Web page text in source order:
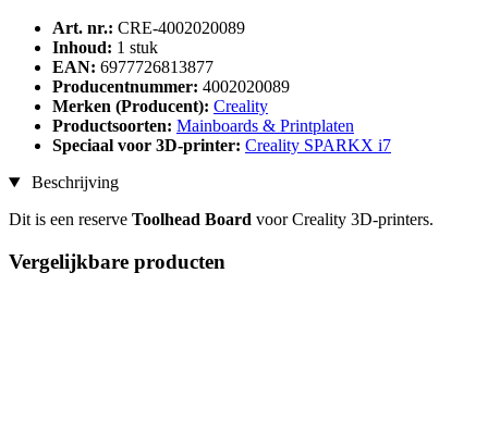
Art. nr.: CRE-4002020089
Inhoud: 1 stuk
EAN: 6977726813877
Producentnummer: 4002020089
Merken (Producent): Creality
Productsoorten: Mainboards & Printplaten
Speciaal voor 3D-printer: Creality SPARKX i7
Beschrijving
Dit is een reserve Toolhead Board voor Creality 3D-printers.
Vergelijkbare producten